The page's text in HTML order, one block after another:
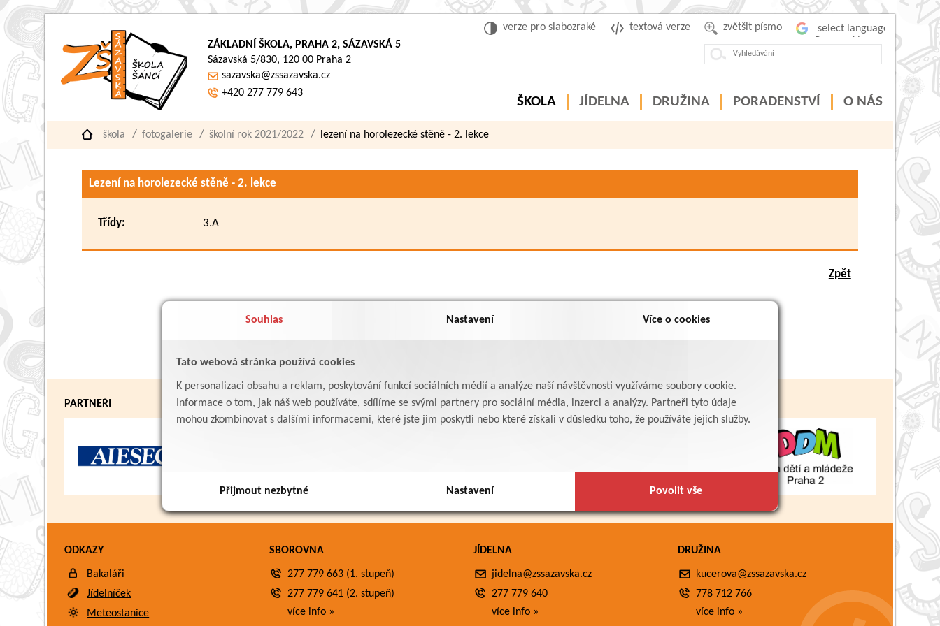
Souhlas Nastavení Více o cookies
Tato webová stránka používá cookies
K personalizaci obsahu a reklam, poskytování funkcí sociálních médií a analýze naší návštěvnosti využíváme soubory cookie.
Informace o tom, jak náš web používáte, sdílíme se svými partnery pro sociální média, inzerci a analýzy. Partneři tyto údaje
mohou zkombinovat s dalšími informacemi, které jste jim poskytli nebo které získali v důsledku toho, že používáte jejich služby.
Přijmout nezbytné Nastavení Povolit vše
zvětšit písmo
textová verze
verze pro slabozraké
ZÁKLADNÍ ŠKOLA, PRAHA 2, SÁZAVSKÁ 5
Sázavská 5/830, 120 00 Praha 2
sazavska@zssazavska.cz
+420 277 779 643
ŠKOLA JÍDELNA DRUŽINA PORADENSTVÍ O NÁS
škola fotogalerie školní rok 2021/2022 lezení na horolezecké stěně - 2. lekce
Lezení na horolezecké stěně - 2. lekce
Třídy: 3.A
Zpět
PARTNEŘI
ODKAZY
Bakaláři
Jídelníček
Meteostanice
SBOROVNA
277 779 663 (1. stupeň)
277 779 641 (2. stupeň)
více info »
JÍDELNA
jidelna@zssazavska.cz
277 779 640
více info »
DRUŽINA
kucerova@zssazavska.cz
778 712 766
více info »